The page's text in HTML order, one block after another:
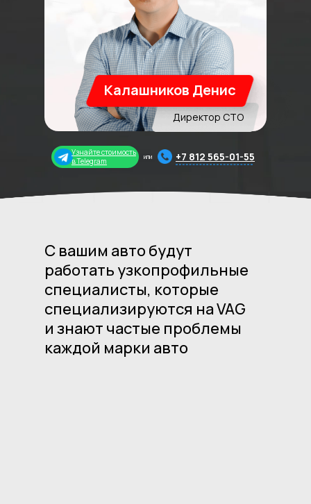
Узнайте стоимость
в Telegram
+7 812 565-01-55
или
Калашников Денис
Директор СТО
С вашим авто будут
работать узкопрофильные
специалисты, которые
специализируются на VAG
и знают частые проблемы
каждой марки авто